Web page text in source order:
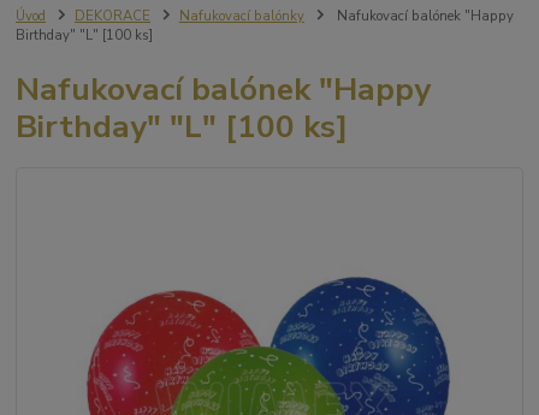
Úvod DEKORACE Nafukovací balónky
Nafukovací balónek "Happy
Birthday" "L" [100 ks]
Nafukovací balónek "Happy
Birthday" "L" [100 ks]